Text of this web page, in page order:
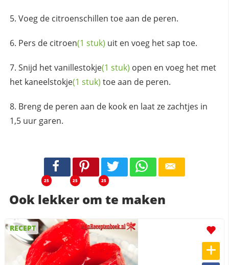
Voeg de citroenschillen toe aan de peren.
Pers de citroen(1 stuk) uit en voeg het sap toe.
Snijd hetvanillestokje(1 stuk) open en voeg het met
het kaneelstokje(1 stuk) toe aan de peren.
Breng de peren aan de kook en laat ze zachtjes in
1,5 uur garen.
25 25 25
Ook lekker om te maken
RECEPT